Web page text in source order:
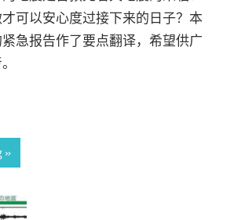
可以安心度过接下来的日子？本
急报告作了要点翻译，希望供广